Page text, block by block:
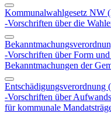
Kommunalwahlgesetz NW
-Vorschriften über die
-Vorschriften über Form
Bekanntmachungen der
Entschädigungsverordnung
-Vorschriften über
für kommunale